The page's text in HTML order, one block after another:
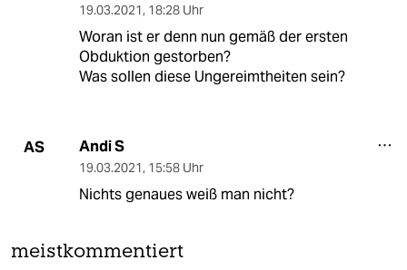
19.03.2021, 18:28 Uhr
Woran ist er denn nun gemäß der ersten
Obduktion gestorben?
Was sollen diese Ungereimtheiten sein?
AS Andi S
19.03.2021, 15:58 Uhr
Nichts genaues weiß man nicht?
meistkommentiert